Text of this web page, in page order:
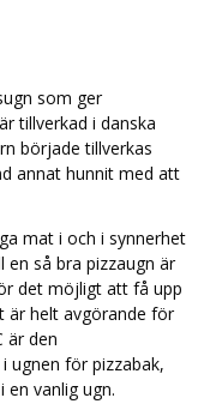
en
överdrag.
som ger
tillverkad i danska
började tillverkas
annat hunnit med att
mat i och i synnerhet
så bra pizzaugn är
det möjligt att få upp
är helt avgörande för
är den
ugnen för pizzabak,
vanlig ugn.